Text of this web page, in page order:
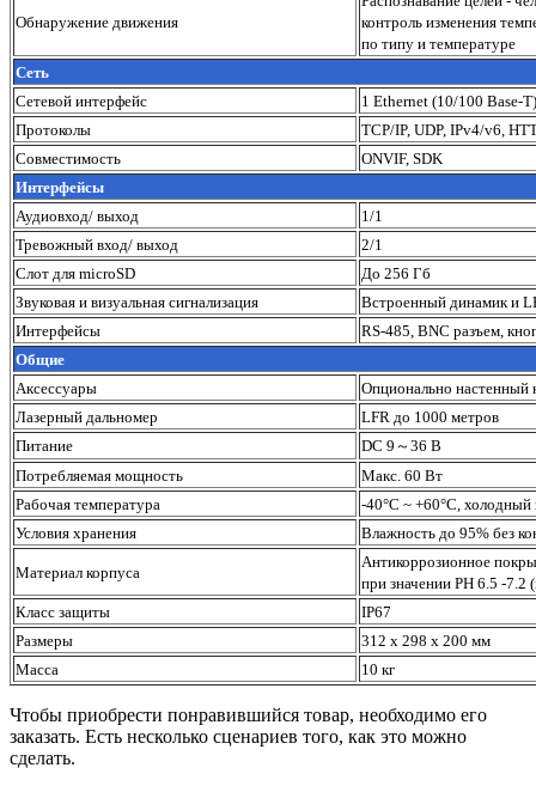
Обнаружение движения
контроль изменения
по типу и температуре
Сеть
Сетевой интерфейс
1 Ethernet (10/100 Base-
Протоколы
TCP/IP, UDP, IPv4/v6,
Совместимость
ONVIF, SDK
Интерфейсы
Аудиовход/ выход
1/1
Тревожный вход/ выход
2/1
Слот для microSD
До 256 Гб
Звуковая и визуальная сигнализация
Встроенный динамик и
Интерфейсы
RS-485, BNC разъем,
Общие
Аксессуары
Опционально настенный
Лазерный дальномер
LFR до 1000 метров
Питание
DC 9～36 В
Потребляемая мощность
Макс. 60 Вт
Рабочая температура
-40°C ~ +60°C, холодный
Условия хранения
Влажность до 95% без
Материал корпуса
Антикоррозионное
при значении PH 6.5 -7.2
Класс защиты
IP67
Размеры
312 х 298 х 200 мм
Масса
10 кг
Чтобы приобрести понравившийся товар, необходимо его
заказать. Есть несколько сценариев того, как это можно
сделать.